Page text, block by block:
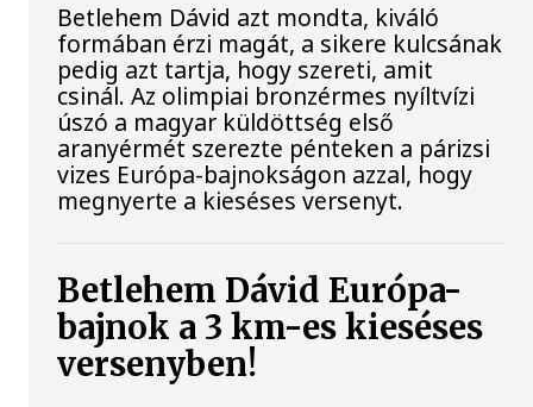
Betlehem Dávid azt mondta, kiváló
formában érzi magát, a sikere kulcsának
pedig azt tartja, hogy szereti, amit
csinál. Az olimpiai bronzérmes nyíltvízi
úszó a magyar küldöttség első
aranyérmét szerezte pénteken a párizsi
vizes Európa-bajnokságon azzal, hogy
megnyerte a kieséses versenyt.
Betlehem Dávid Európa-
bajnok a 3 km-es kieséses
versenyben!